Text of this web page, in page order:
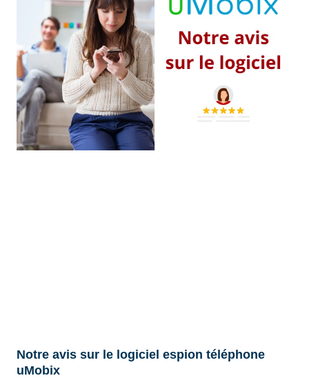
Notre avis sur le logiciel espion téléphone
uMobix